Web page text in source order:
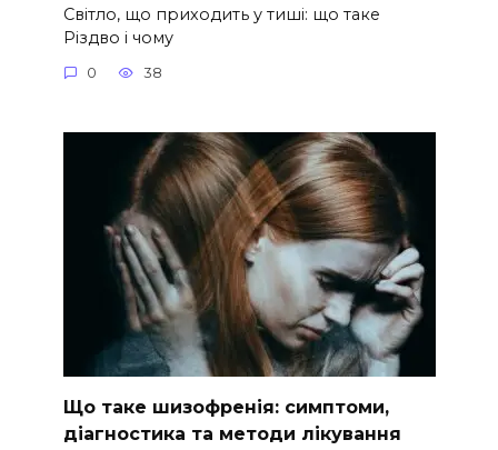
Світло, що приходить у тиші: що таке
Різдво і чому
0 38
Що таке шизофренія: симптоми,
діагностика та методи лікування